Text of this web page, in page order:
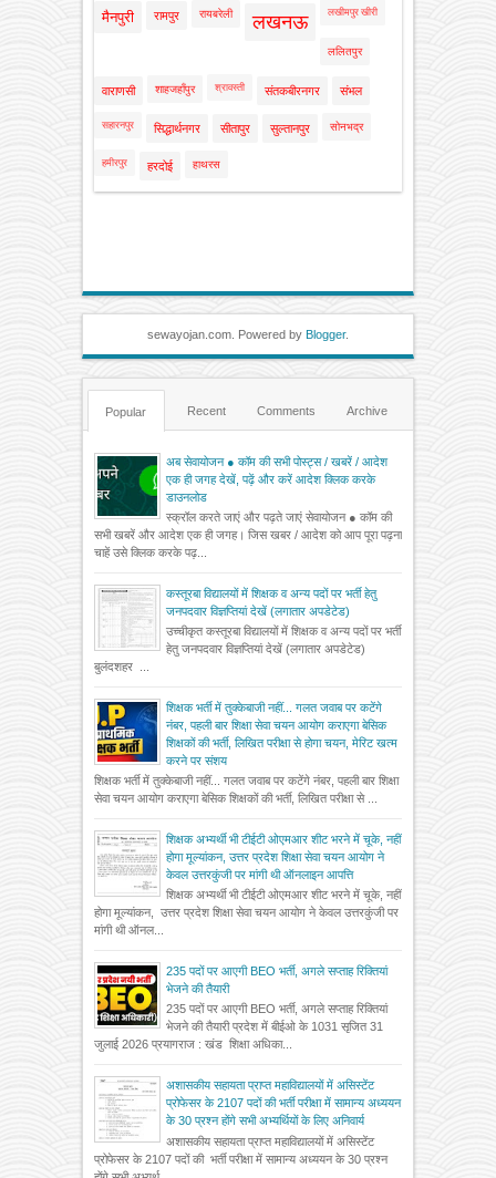
मैनपुरी रामपुर रायबरेली लखनऊ लखीमपुर खीरी
ललितपुर
वाराणसी शाहजहाँपुर श्रावस्ती संतकबीरनगर संभल
सहारनपुर सिद्धार्थनगर सीतापुर सुल्तानपुर सोनभद्र
हमीरपुर हरदोई हाथरस
sewayojan.com. Powered by Blogger.
Popular Recent Comments Archive
अब सेवायोजन ● कॉम की सभी पोस्ट्स / खबरें / आदेश
एक ही जगह देखें, पढ़ें और करें आदेश क्लिक करके
डाउनलोड
स्क्रॉल करते जाएं और पढ़ते जाएं सेवायोजन ● कॉम की
सभी खबरें और आदेश एक ही जगह। जिस खबर / आदेश को आप पूरा पढ़ना
चाहें उसे क्लिक करके पढ़...
कस्तूरबा विद्यालयों में शिक्षक व अन्य पदों पर भर्ती हेतु
जनपदवार विज्ञप्तियां देखें (लगातार अपडेटेड)
उच्चीकृत कस्तूरबा विद्यालयों में शिक्षक व अन्य पदों पर भर्ती
हेतु जनपदवार विज्ञप्तियां देखें (लगातार अपडेटेड)
बुलंदशहर ...
शिक्षक भर्ती में तुक्केबाजी नहीं... गलत जवाब पर कटेंगे
नंबर, पहली बार शिक्षा सेवा चयन आयोग कराएगा बेसिक
शिक्षकों की भर्ती, लिखित परीक्षा से होगा चयन, मेरिट खत्म
करने पर संशय
शिक्षक भर्ती में तुक्केबाजी नहीं... गलत जवाब पर कटेंगे नंबर, पहली बार शिक्षा
सेवा चयन आयोग कराएगा बेसिक शिक्षकों की भर्ती, लिखित परीक्षा से ...
शिक्षक अभ्यर्थी भी टीईटी ओएमआर शीट भरने में चूके, नहीं
होगा मूल्यांकन, उत्तर प्रदेश शिक्षा सेवा चयन आयोग ने
केवल उत्तरकुंजी पर मांगी थी ऑनलाइन आपत्ति
शिक्षक अभ्यर्थी भी टीईटी ओएमआर शीट भरने में चूके, नहीं
होगा मूल्यांकन, उत्तर प्रदेश शिक्षा सेवा चयन आयोग ने केवल उत्तरकुंजी पर
मांगी थी ऑनल...
235 पदों पर आएगी BEO भर्ती, अगले सप्ताह रिक्तियां
भेजने की तैयारी
235 पदों पर आएगी BEO भर्ती, अगले सप्ताह रिक्तियां
भेजने की तैयारी प्रदेश में बीईओ के 1031 सृजित 31
जुलाई 2026 प्रयागराज : खंड शिक्षा अधिका...
अशासकीय सहायता प्राप्त महाविद्यालयों में असिस्टेंट
प्रोफेसर के 2107 पदों की भर्ती परीक्षा में सामान्य अध्ययन
के 30 प्रश्न होंगे सभी अभ्यर्थियों के लिए अनिवार्य
अशासकीय सहायता प्राप्त महाविद्यालयों में असिस्टेंट
प्रोफेसर के 2107 पदों की भर्ती परीक्षा में सामान्य अध्ययन के 30 प्रश्न